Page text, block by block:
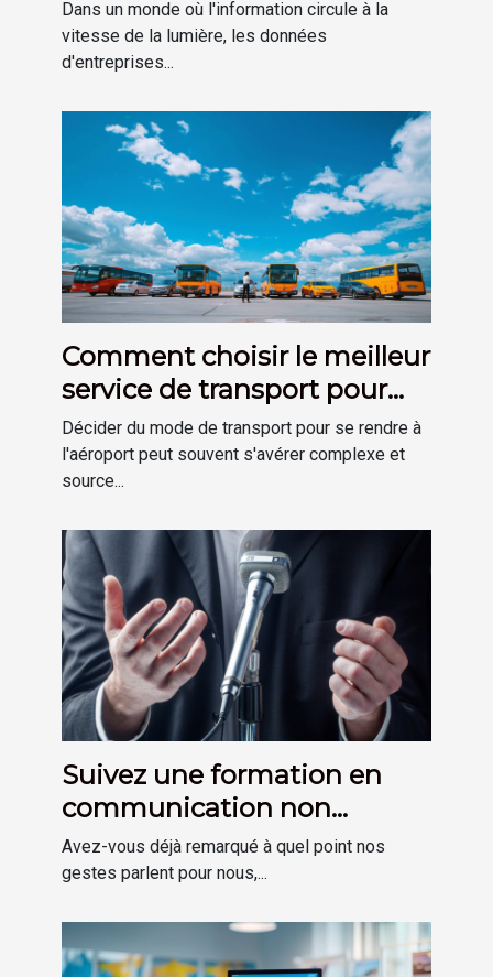
commerciales
Dans un monde où l'information circule à la
vitesse de la lumière, les données
d'entreprises...
Comment choisir le meilleur
service de transport pour
l'aéroport
Décider du mode de transport pour se rendre à
l'aéroport peut souvent s'avérer complexe et
source...
Suivez une formation en
communication non
verbale à Bayonne avec
l’EFALC !
Avez-vous déjà remarqué à quel point nos
gestes parlent pour nous,...